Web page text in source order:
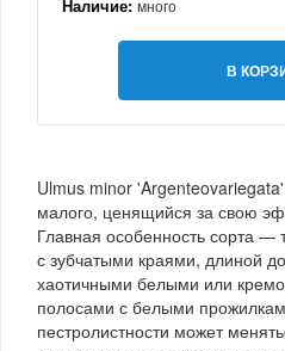
Наличие: много
В
Ulmus minor
малого, ценящийся за свою
Главная особенность сорта
с зубчатыми краями, длиной
хаотичными белыми или
полосами с белыми
пестролистности может